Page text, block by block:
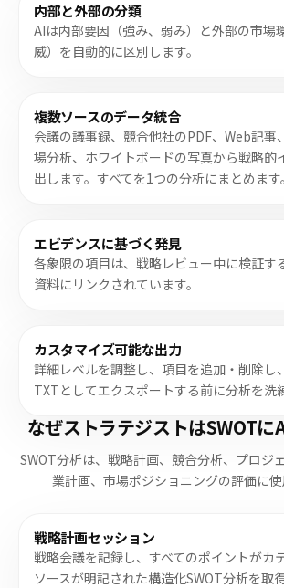
内部と外部の分類
AIは内部要因（強み、弱み）と外部の市場
威）を自動的に区別します。
複数ソースのデータ統合
会議の議事録、競合他社のPDF、Web記事
場分析、ホワイトボードの写真から戦略的
出します。すべてを1つの分析にまとめます。
エビデンスに基づく発見
各象限の項目は、戦略レビュー中に検証す
資料にリンクされています。
カスタマイズ可能な出力
詳細レベルを調整し、項目を追加・削除し
TXTとしてエクスポートする前に分析を洗
なぜストラテジストはSWOTに
SWOT分析は、戦略計画、競合分析、プロジ
業計画、市場ポジショニングの評価に使
戦略計画セッション
戦略会議を記録し、すべてのポイントがカ
ソースが明記された構造化SWOT分析を取